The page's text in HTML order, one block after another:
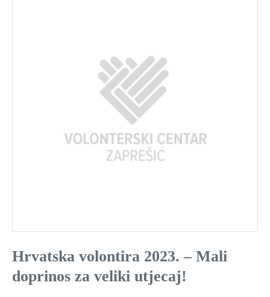
Hrvatska volontira 2023. – Mali
doprinos za veliki utjecaj!